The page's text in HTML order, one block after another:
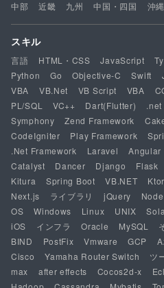
中部
近畿 九州 中国・四国 沖縄
スキル
言語 HTML・CSS JavaScript
Python
Go Objective-C Swift
VBA
VB.Net VB Script VBA
PL/SQL
VC++ Dart(Flutter) .net
Symphony
Zend Framework
CodeIgniter
Play Framework
.Net Framework
Laravel Angular
Catalyst
Dancer Django Flask
Kitura
Spring Boot VB.NET Ktor
Next.js
ライブラリ jQuery
OS
Windows Linux UNIX
iOS
インフラ Oracle MySQL
BIND
PostFix Vmware GCP
Cisco
Yamaha Router Switch ツ
max
after effects Cocos2d-x